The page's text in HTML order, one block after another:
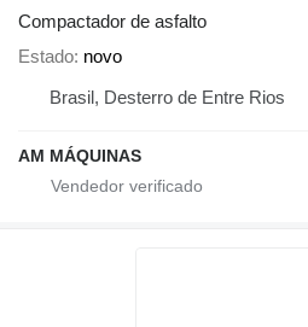
Compactador de asfalto
Estado novo
Brasil, Desterro de Entre Rios
AM MÁQUINAS